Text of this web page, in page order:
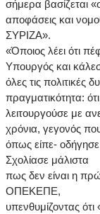
σήμερα βασίζεται
αποφάσεις και
ΣΥΡΙΖΑ».
«Όποιος λέει ότι
Υπουργός και
όλες τις πολιτικές
πραγματικότητα:
λειτουργούσε με
χρόνια, γεγονός
όπως είπε- οδήγησε
Σχολίασε μάλιστα
πως δεν είναι η
ΟΠΕΚΕΠΕ,
υπενθυμίζοντας